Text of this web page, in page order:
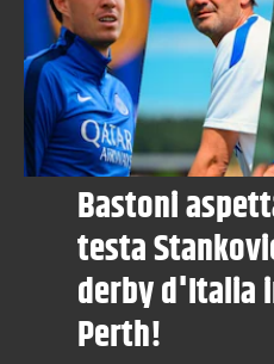
Bastoni
testa
derby d'Italia
Perth!